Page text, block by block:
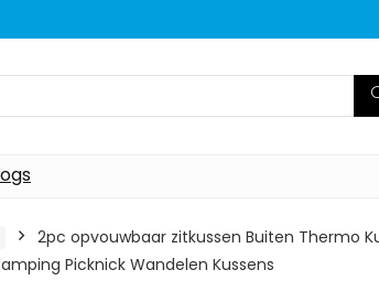
2pc opvouwbaar zitkussen Buiten Thermo
Picknick Wandelen Kussens